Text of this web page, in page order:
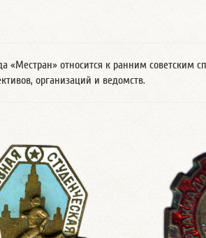
«Местран» относится к ранним советским
организаций и ведомств.